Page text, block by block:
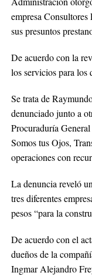
empresa
sus presuntos
De acuerdo con la
los servicios para los
Se trata de
denunciado junto a
Procuraduría
Somos tus Ojos,
operaciones con
La denuncia reveló
tres diferentes
pesos “para la
De acuerdo con el
dueños de la
Ingmar Alejandro